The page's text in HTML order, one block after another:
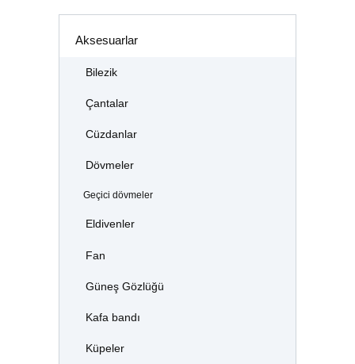
Aksesuarlar
Bilezik
Çantalar
Cüzdanlar
Dövmeler
Geçici dövmeler
Eldivenler
Fan
Güneş Gözlüğü
Kafa bandı
Küpeler